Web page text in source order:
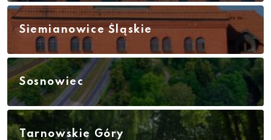
Siemianowice Śląskie
Sosnowiec
Tarnowskie Góry